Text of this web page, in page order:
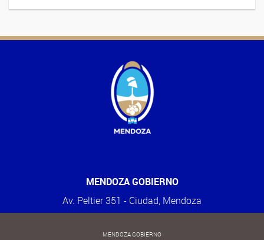
MENDOZA GOBIERNO
Av. Peltier 351 - Ciudad, Mendoza
MENDOZA GOBIERNO